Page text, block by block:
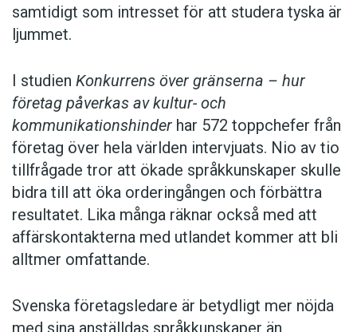
samtidigt som intresset för att studera tyska är
ljummet.
I studien Konkurrens över gränserna – hur
företag påverkas av kultur- och
kommunikationshinder har 572 toppchefer från
företag över hela världen intervjuats. Nio av tio
tillfrågade tror att ökade språkkunskaper skulle
bidra till att öka orderingången och förbättra
resultatet. Lika många räknar också med att
affärskontakterna med utlandet kommer att bli
alltmer omfattande.
Svenska företagsledare är betydligt mer nöjda
med sina anställdas språkkunskaper än